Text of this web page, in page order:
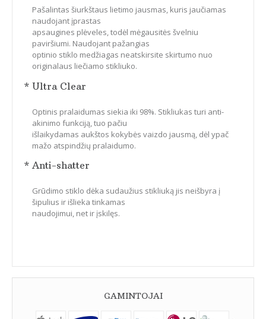
Pašalintas šiurkštaus lietimo jausmas, kuris jaučiamas
naudojant įprastas
apsaugines plėveles, todėl mėgausitės švelniu
paviršiumi. Naudojant pažangias
optinio stiklo medžiagas neatskirsite skirtumo nuo
originalaus liečiamo stikliuko.
* Ultra Clear
Optinis pralaidumas siekia iki 98%. Stikliukas turi anti-
akinimo funkciją, tuo pačiu
išlaikydamas aukštos kokybės vaizdo jausmą, dėl ypač
mažo atspindžių pralaidumo.
* Anti-shatter
Grūdimo stiklo dėka sudaužius stikliuką jis neišbyra į
šipulius ir išlieka tinkamas
naudojimui, net ir įskilęs.
GAMINTOJAI